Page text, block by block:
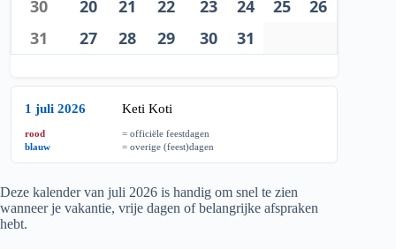
30
20 21 22 23 24 25
26
31
27 28 29 30 31
1 juli 2026 Keti Koti
rood
= officiële feestdagen
blauw
= overige (feest)dagen
Deze kalender van juli 2026 is handig om snel te zien
wanneer je vakantie, vrije dagen of belangrijke afspraken
hebt.